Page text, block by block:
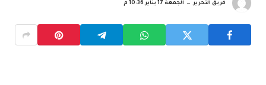
فريق التحرير الجمعة 17 يناير 10:36 م